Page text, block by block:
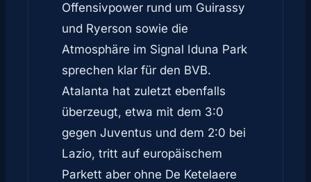
Offensivpower rund um Guirassy
und Ryerson sowie die
Atmosphäre im Signal Iduna Park
sprechen klar für den BVB.
Atalanta hat zuletzt ebenfalls
überzeugt, etwa mit dem 3:0
gegen Juventus und dem 2:0 bei
Lazio, tritt auf europäischem
Parkett aber ohne De Ketelaere